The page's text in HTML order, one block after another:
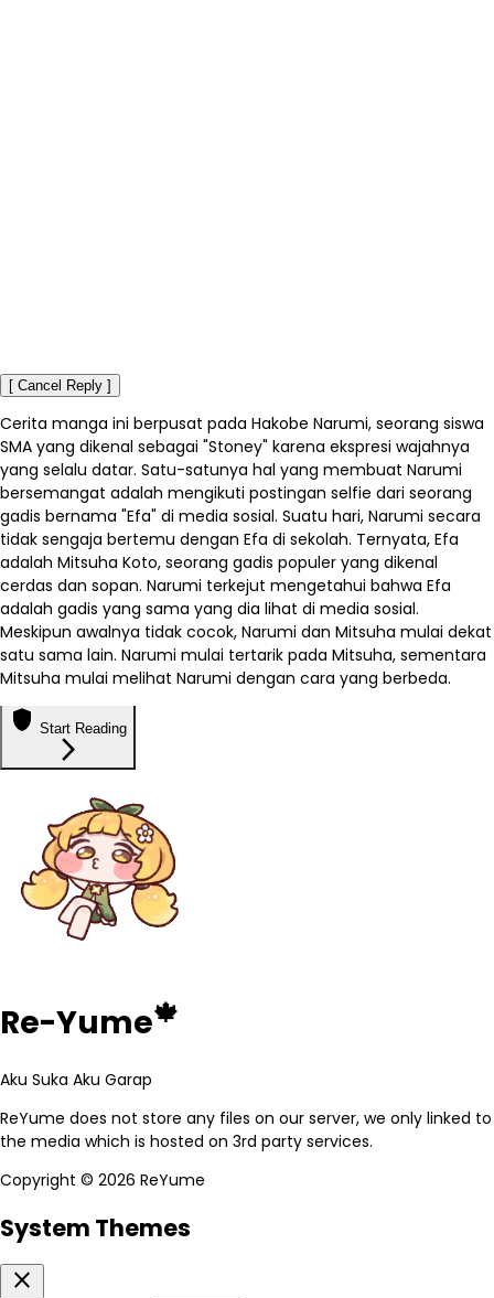
[ Cancel Reply ]
Cerita manga ini berpusat pada Hakobe Narumi, seorang siswa
SMA yang dikenal sebagai "Stoney" karena ekspresi wajahnya
yang selalu datar. Satu-satunya hal yang membuat Narumi
bersemangat adalah mengikuti postingan selfie dari seorang
gadis bernama "Efa" di media sosial. Suatu hari, Narumi secara
tidak sengaja bertemu dengan Efa di sekolah. Ternyata, Efa
adalah Mitsuha Koto, seorang gadis populer yang dikenal
cerdas dan sopan. Narumi terkejut mengetahui bahwa Efa
adalah gadis yang sama yang dia lihat di media sosial.
Meskipun awalnya tidak cocok, Narumi dan Mitsuha mulai dekat
satu sama lain. Narumi mulai tertarik pada Mitsuha, sementara
Mitsuha mulai melihat Narumi dengan cara yang berbeda.
shield Start Reading
arrow_forward_ios
Re-Yume🍁
Aku Suka Aku Garap
ReYume does not store any files on our server, we only linked to
the media which is hosted on 3rd party services.
Copyright © 2026 ReYume
System Themes
close